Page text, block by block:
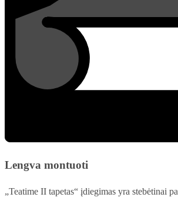
Lengva montuoti
„Teatime II tapetas“ įdiegimas yra stebėtinai